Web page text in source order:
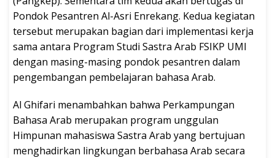
Pondok Pesantren Al-Asri Enrekang. Kedua kegiatan
tersebut merupakan bagian dari implementasi kerja
sama antara Program Studi Sastra Arab FSIKP UMI
dengan masing-masing pondok pesantren dalam
pengembangan pembelajaran bahasa Arab.
Al Ghifari menambahkan bahwa Perkampungan
Bahasa Arab merupakan program unggulan
Himpunan mahasiswa Sastra Arab yang bertujuan
menghadirkan lingkungan berbahasa Arab secara